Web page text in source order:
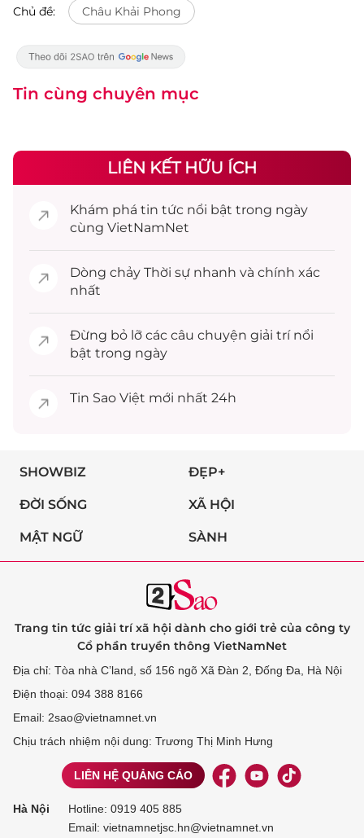
Chủ đề: Châu Khải Phong
Tin cùng chuyên mục
LIÊN KẾT HỮU ÍCH
Khám phá tin tức nổi bật trong ngày
cùng VietNamNet
Dòng chảy Thời sự nhanh và chính xác
nhất
Đừng bỏ lỡ các câu chuyện giải trínổi
bật trong ngày
Tin Sao Việt mới nhất 24h
SHOWBIZ ĐẸP+
ĐỜI SỐNG XÃ HỘI
MẬT NGỮ SÀNH
Trang tin tức giải trí xã hội dành cho giới trẻ của công ty
Cổ phần truyền thông VietNamNet
Địa chỉ: Tòa nhà C’land, số 156 ngõ Xã Đàn 2, Đống Đa, Hà Nội
Điện thoại: 094 388 8166
Email: 2sao@vietnamnet.vn
Chịu trách nhiệm nội dung: Trương Thị Minh Hưng
LIÊN HỆ QUẢNG CÁO
Hà Nội Hotline: 0919 405 885
Email: vietnamnetjsc.hn@vietnamnet.vn